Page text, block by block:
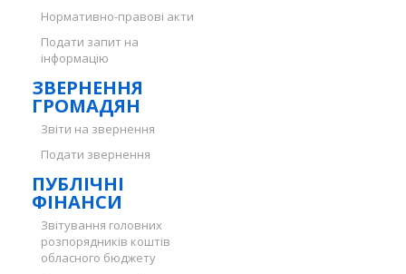
Нормативно-правові акти
Подати запит на
інформацію
ЗВЕРНЕННЯ
ГРОМАДЯН
Звіти на звернення
Подати звернення
ПУБЛІЧНІ
ФІНАНСИ
Звітування головних
розпорядників коштів
обласного бюджету